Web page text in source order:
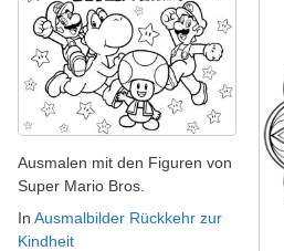
Ausmalen mit den Figuren von
Super Mario Bros.
In Ausmalbilder Rückkehr zur
Kindheit